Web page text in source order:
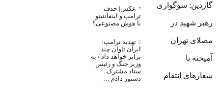
گاردین: سوگواری
رهبر شهید در
مصلای تهران
آمیخته با
شعارهای انتقام
عکس| حذف
ترامپ و اینفانتینو
با هوش مصنوعی؟
تهدید ترامپ:
ایران تاوان چند
برابر خواهد داد / به
وزیر جنگ و رئیس
ستاد مشترک
دستور دادم …